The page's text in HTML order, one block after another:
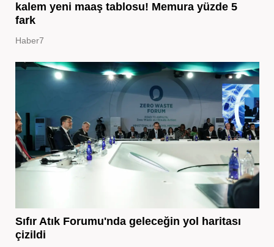
kalem yeni maaş tablosu! Memura yüzde 5
fark
Haber7
Sıfır Atık Forumu'nda geleceğin yol haritası
çizildi